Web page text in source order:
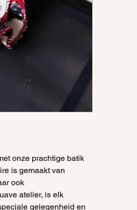
onze prachtige batik
is gemaakt van
ook
atelier, is elk
gelegenheid en